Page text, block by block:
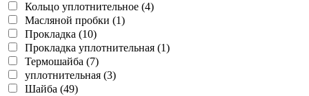
Кольцо уплотнительное (4)
Масляной пробки (1)
Прокладка (10)
Прокладка уплотнительная (1)
Термошайба (7)
уплотнительная (3)
Шайба (49)